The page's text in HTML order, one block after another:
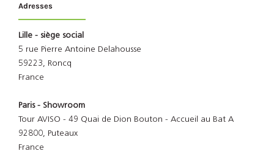
Adresses
Lille - siège social
5 rue Pierre Antoine Delahousse
59223, Roncq
France
Paris - Showroom
Tour AVISO - 49 Quai de Dion Bouton - Accueil au Bat A
92800, Puteaux
France